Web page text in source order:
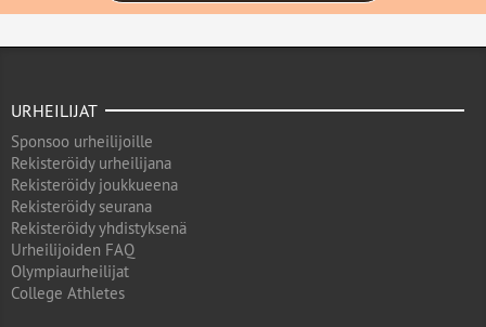
URHEILIJAT
Sponsoo urheilijoille
Rekisteröidy urheilijana
Rekisteröidy joukkueena
Rekisteröidy seurana
Rekisteröidy yhdistyksenä
Urheilijoiden FAQ
Olympiaurheilijat
College Athletes